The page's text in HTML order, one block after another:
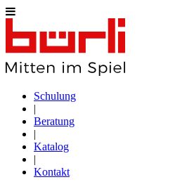
Schulung
|
Beratung
|
Katalog
|
Kontakt